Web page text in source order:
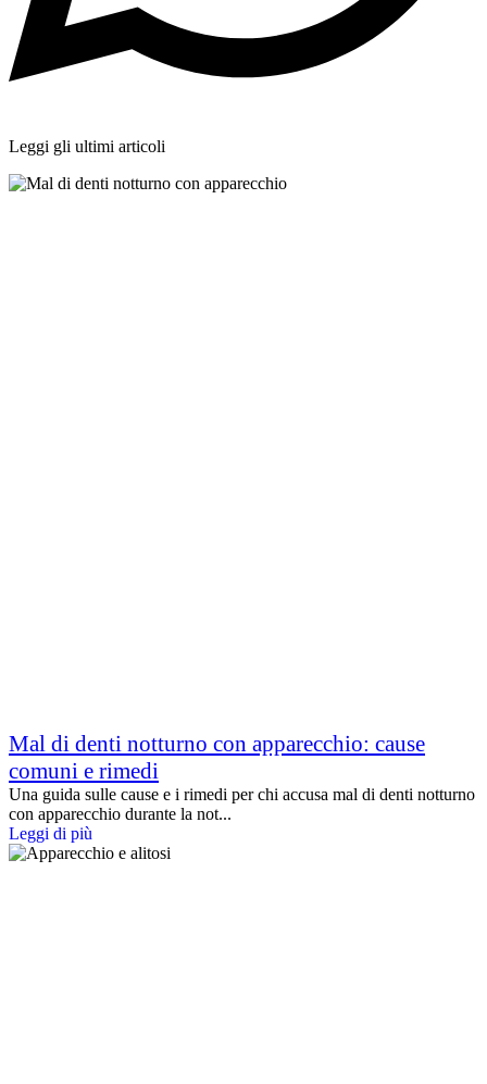
Leggi gli ultimi articoli
Mal di denti notturno con apparecchio: cause
comuni e rimedi
Una guida sulle cause e i rimedi per chi accusa mal di denti notturno
con apparecchio durante la not...
Leggi di più